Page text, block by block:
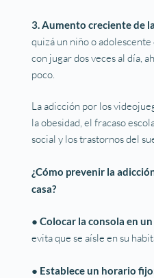
3. Aumento creciente de
quizá un niño o
con jugar dos veces al día,
poco.
La adicción por los
la obesidad, el fracaso
social y los trastornos del
¿Cómo prevenir la
casa?
● Colocar la consola en
evita que se aísle en su
● Establece un horario